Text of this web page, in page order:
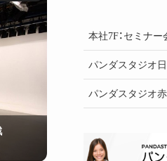
本社7F：セミナ
パンダスタジオ
パンダスタジオ